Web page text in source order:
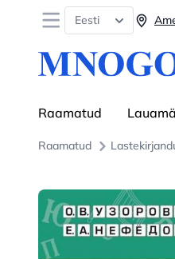
Open menu
Eesti
Raamatud
Raamatud